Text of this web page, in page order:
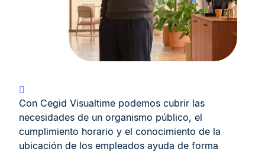
Con Cegid Visualtime podemos cubrir las
necesidades de un organismo público, el
cumplimiento horario y el conocimiento de la
ubicación de los empleados ayuda de forma